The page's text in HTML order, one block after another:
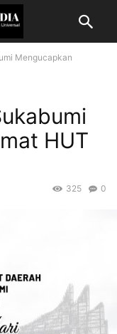
Mengucapkan
HUT
0
325